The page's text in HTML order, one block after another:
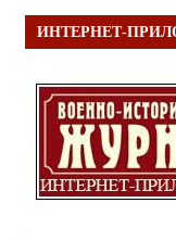
ИНТЕРНЕТ-